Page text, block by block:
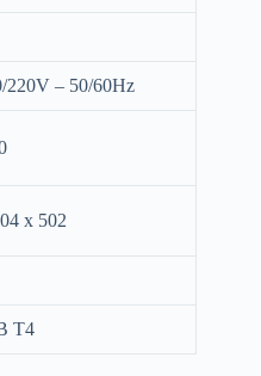
220V – 50/60Hz
x 502
T4